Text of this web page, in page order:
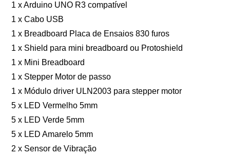
1 x Arduino UNO R3 compatível
1 x Cabo USB
1 x Breadboard Placa de Ensaios 830 furos
1 x Shield para mini breadboard ou Protoshield
1 x Mini Breadboard
1 x Stepper Motor de passo
1 x Módulo driver ULN2003 para stepper motor
5 x LED Vermelho 5mm
5 x LED Verde 5mm
5 x LED Amarelo 5mm
2 x Sensor de Vibração